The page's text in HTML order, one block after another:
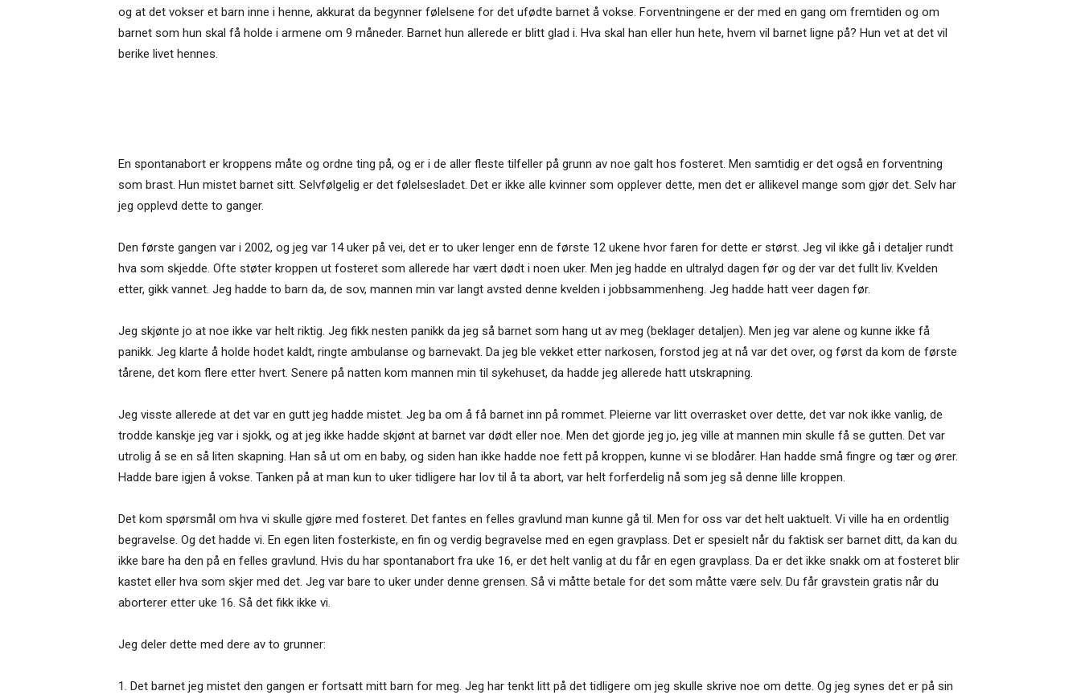
og at det vokser et barn inne i henne, akkurat da begynner følelsene for det ufødte barnet å vokse. Forventningene er der med en gang om fremtiden og om
barnet som hun skal få holde i armene om 9 måneder. Barnet hun allerede er blitt glad i. Hva skal han eller hun hete, hvem vil barnet ligne på? Hun vet at det vil
berike livet hennes.
En spontanabort er kroppens måte og ordne ting på, og er i de aller fleste tilfeller på grunn av noe galt hos fosteret. Men samtidig er det også en forventning
som brast. Hun mistet barnet sitt. Selvfølgelig er det følelsesladet. Det er ikke alle kvinner som opplever dette, men det er allikevel mange som gjør det. Selv har
jeg opplevd dette to ganger.
Den første gangen var i 2002, og jeg var 14 uker på vei, det er to uker lenger enn de første 12 ukene hvor faren for dette er størst. Jeg vil ikke gå i detaljer rundt
hva som skjedde. Ofte støter kroppen ut fosteret som allerede har vært dødt i noen uker. Men jeg hadde en ultralyd dagen før og der var det fullt liv. Kvelden
etter, gikk vannet. Jeg hadde to barn da, de sov, mannen min var langt avsted denne kvelden i jobbsammenheng. Jeg hadde hatt veer dagen før.
Jeg skjønte jo at noe ikke var helt riktig. Jeg fikk nesten panikk da jeg så barnet som hang ut av meg (beklager detaljen). Men jeg var alene og kunne ikke få
panikk. Jeg klarte å holde hodet kaldt, ringte ambulanse og barnevakt. Da jeg ble vekket etter narkosen, forstod jeg at nå var det over, og først da kom de første
tårene, det kom flere etter hvert. Senere på natten kom mannen min til sykehuset, da hadde jeg allerede hatt utskrapning.
Jeg visste allerede at det var en gutt jeg hadde mistet. Jeg ba om å få barnet inn på rommet. Pleierne var litt overrasket over dette, det var nok ikke vanlig, de
trodde kanskje jeg var i sjokk, og at jeg ikke hadde skjønt at barnet var dødt eller noe. Men det gjorde jeg jo, jeg ville at mannen min skulle få se gutten. Det var
utrolig å se en så liten skapning. Han så ut om en baby, og siden han ikke hadde noe fett på kroppen, kunne vi se blodårer. Han hadde små fingre og tær og ører.
Hadde bare igjen å vokse. Tanken på at man kun to uker tidligere har lov til å ta abort, var helt forferdelig nå som jeg så denne lille kroppen.
Det kom spørsmål om hva vi skulle gjøre med fosteret. Det fantes en felles gravlund man kunne gå til. Men for oss var det helt uaktuelt. Vi ville ha en ordentlig
begravelse. Og det hadde vi. En egen liten fosterkiste, en fin og verdig begravelse med en egen gravplass. Det er spesielt når du faktisk ser barnet ditt, da kan du
ikke bare ha den på en felles gravlund. Hvis du har spontanabort fra uke 16, er det helt vanlig at du får en egen gravplass. Da er det ikke snakk om at fosteret blir
kastet eller hva som skjer med det. Jeg var bare to uker under denne grensen. Så vi måtte betale for det som måtte være selv. Du får gravstein gratis når du
aborterer etter uke 16. Så det fikk ikke vi.
Jeg deler dette med dere av to grunner:
1. Det barnet jeg mistet den gangen er fortsatt mitt barn for meg. Jeg har tenkt litt på det tidligere om jeg skulle skrive noe om dette. Og jeg synes det er på sin